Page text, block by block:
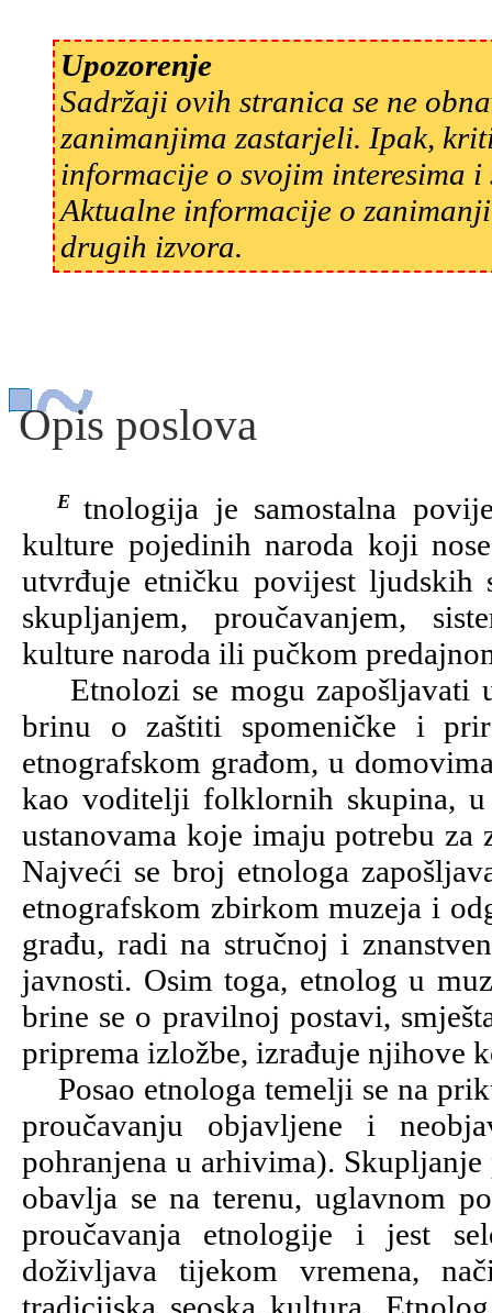
Upozorenje
Sadržaji ovih stranica se ne
zanimanjima zastarjeli. Ipak,
informacije o svojim interesima
Aktualne informacije o
drugih izvora.
Opis poslova
Etnologija je samostalna povijesna znanost koja proučava one elemente
kulture pojedinih naroda koji
utvrđuje etničku povijest
skupljanjem, proučavanjem,
kulture naroda ili pučkom
Etnolozi se mogu zapošljavati
brinu o zaštiti spomeničke i
etnografskom građom, u
kao voditelji folklornih skupina,
ustanovama koje imaju potrebu
Najveći se broj etnologa
etnografskom zbirkom muzeja i
građu, radi na stručnoj i
javnosti. Osim toga, etnolog u
brine se o pravilnoj postavi,
priprema izložbe, izrađuje njihove
Posao etnologa temelji se na
proučavanju objavljene i
pohranjena u arhivima).
obavlja se na terenu, uglavnom
proučavanja etnologije i jest
doživljava tijekom vremena,